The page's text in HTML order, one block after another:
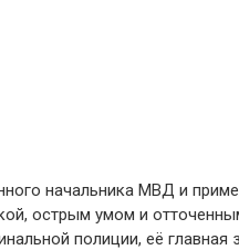
начальника МВД и
острым умом и
полиции, её главная